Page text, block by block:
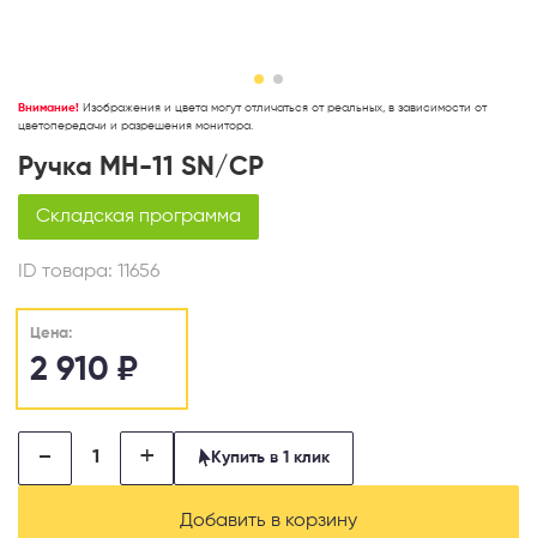
Внимание! Изображения и цвета могут отличаться от реальных, в зависимости от
цветопередачи и разрешения монитора.
Ручка MH-11 SN/CP
Складская программа
ID товара: 11656
Цена:
2 910 ₽
- + Купить в 1 клик
Добавить в корзину